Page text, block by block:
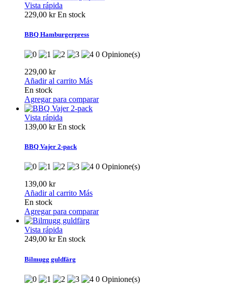
Vista rápida
229,00 krEn stock
BBQ Hamburgerpress
0 Opinione(s)
229,00 kr
Añadir al carrito Más
En stock
Agregar para comparar
Vista rápida
139,00 krEn stock
BBQ Vajer 2-pack
0 Opinione(s)
139,00 kr
Añadir al carrito Más
En stock
Agregar para comparar
Vista rápida
249,00 krEn stock
Bilmugg guldfärg
0 Opinione(s)